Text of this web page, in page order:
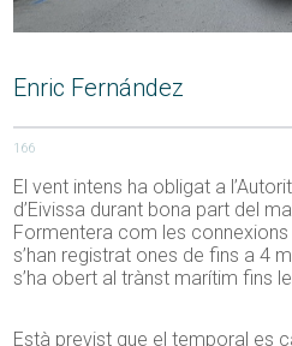
Enric Fernández
166
El vent intens ha obligat a
d’Eivissa durant bona part del
Formentera com les
s’han registrat ones de fins a 4
s’ha obert al trànst marítim fins
Està previst que el temporal es